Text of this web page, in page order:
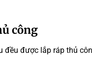
công
đều được lắp ráp thủ